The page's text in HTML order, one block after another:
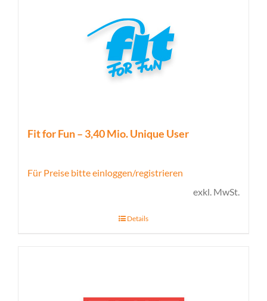
Fit for Fun – 3,40 Mio. Unique User
Für Preise bitte einloggen/registrieren
exkl. MwSt.
Details